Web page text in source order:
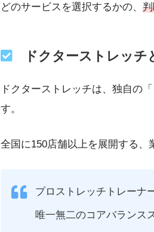
どのサービスを選択するかの、
ドクターストレッチ
ドクターストレッチは、独自の
す。
全国に150店舗以上を展開する、
プロストレッチトレーナ
唯一無二のコアバランス